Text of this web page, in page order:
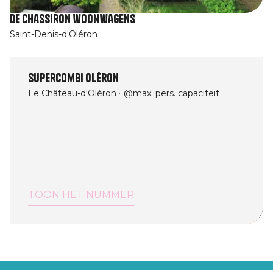
De Chassiron woonwagens
Saint-Denis-d'Oléron
SuperCombi Oléron
Le Château-d'Oléron @max. pers. capaciteit
TOON HET NUMMER